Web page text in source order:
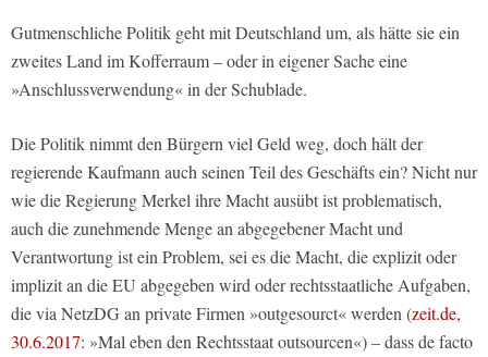
Gutmenschliche Politik geht mit Deutschland um, als hätte sie ein
zweites Land im Kofferraum – oder in eigener Sache eine
»Anschlussverwendung« in der Schublade.
Die Politik nimmt den Bürgern viel Geld weg, doch hält der
regierende Kaufmann auch seinen Teil des Geschäfts ein? Nicht nur
wie die Regierung Merkel ihre Macht ausübt ist problematisch,
auch die zunehmende Menge an abgegebener Macht und
Verantwortung ist ein Problem, sei es die Macht, die explizit oder
implizit an die EU abgegeben wird oder rechtsstaatliche Aufgaben,
die via NetzDG an private Firmen »outgesourct« werden (zeit.de,
30.6.2017: »Mal eben den Rechtsstaat outsourcen«) – dass de facto